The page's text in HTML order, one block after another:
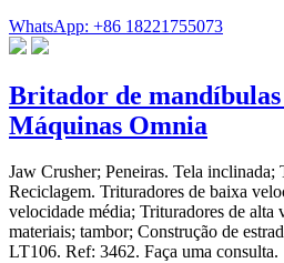
WhatsApp: +86 18221755073
Britador de mandíbulas
Máquinas Omnia
Jaw Crusher; Peneiras. Tela inclinada;
Reciclagem. Trituradores de baixa
velocidade média; Trituradores de alta
materiais; tambor; Construção de
LT106. Ref: 3462. Faça uma consulta.